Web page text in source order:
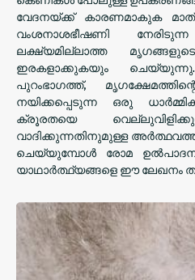
വേദനയ്ക്ക് കാരണമാകുക
വംശനാശഭീഷണി
ലക്ഷ്യമില്ലാത്ത
ഇരകളാക്കുകയും
പുറംഭാഗത്ത്,
നയിക്കപ്പെടുന്ന ഒരു
ക്രൂരതയെ
വാദിക്കുന്നതിനുമുള്ള
ചെയ്യുമ്പോൾ രോമ
യാഥാർത്ഥ്യങ്ങളെ ഈ ലേഖനം